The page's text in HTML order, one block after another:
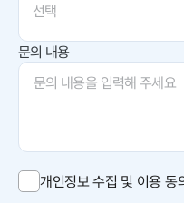
선택
문의 내용
개인정보 수집 및 이용 동